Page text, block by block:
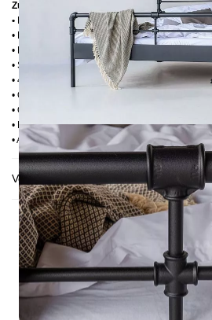
Zusätzliche Informationen
•
• Pulverbesichtet
• Fußstopfen aus Kunststoff
• Seitenablagen für Lattenrost 2,8 cm
• 4 cm breite Mitteltraverse
• Ohne Lattenrost
• Ohne Matratze
• Lieferzustand: Zerlegt (in 2 Kartons)
• Andere RAL-Farben auf Anfrage möglich
Versand & Lieferung
DAS KÖNNTE